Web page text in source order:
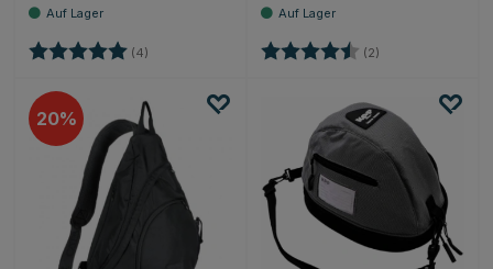
Bewertung: (4) Bewertung: (2)
20